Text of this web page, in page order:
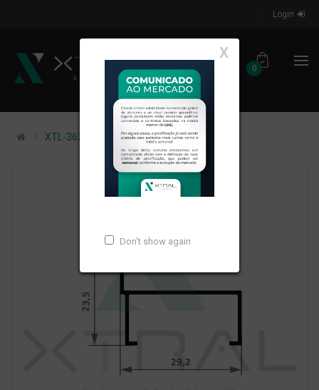
Login
0
X
Don't show again
XTL-362 - PESO LINEAR: 0,238kg/m